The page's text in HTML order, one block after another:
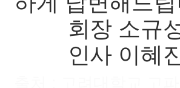
회장 소규성
인사 이혜진